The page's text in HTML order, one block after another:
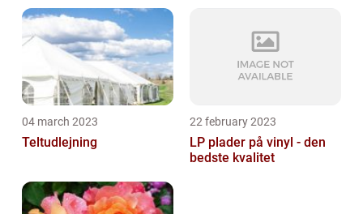
04 march 2023
Teltudlejning
22 february 2023
LP plader på vinyl - den
bedste kvalitet